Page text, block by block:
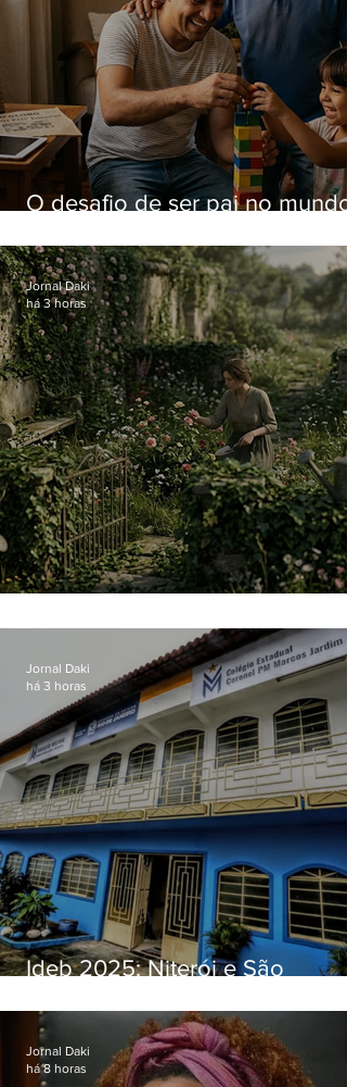
O desafio de ser pai no mundo
Jornal Daki
há 3 horas
Ideb 2025: Niterói e São
distintos no ensino médio; veja
Jornal Daki
há 3 horas
Jornal Daki
há 8 horas